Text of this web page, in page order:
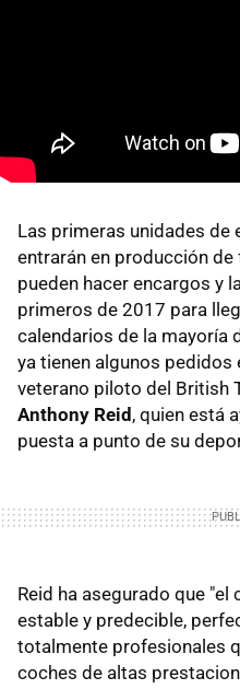
Las primeras unidades de
entrarán en producción
pueden hacer encargos y
primeros de 2017 para
calendarios de la mayoría
ya tienen algunos pedidos
veterano piloto del British
Anthony Reid, quien está
puesta a punto de su
Reid ha asegurado que "el
estable y predecible,
totalmente profesionales
coches de altas